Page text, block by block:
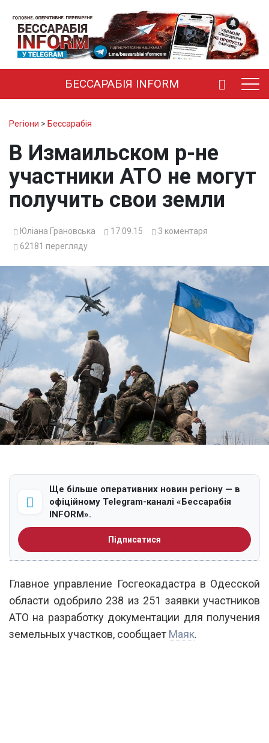
БЕССАРАБІЯ INFORM
Регіони > Бессарабія
В Измаильском р-не
участники АТО не могут
получить свои земли
Юліана Грановська 17.09.15 3 коментаря
62181 перегляду
Ще більше оперативних новин регіону — в
офіційному Telegram-каналі «Бессарабія
INFORM».
Підписатися
Главное управление Госгеокадастра в Одесской
области одобрило 238 из 251 заявки участников
АТО на разработку документации для получения
земельных участков, сообщает Маяк.